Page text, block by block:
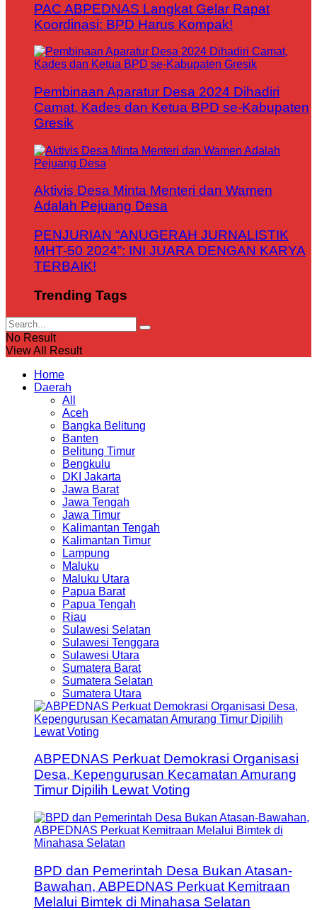
PAC ABPEDNAS Langkat Gelar Rapat
Koordinasi: BPD Harus Kompak!
Pembinaan Aparatur Desa 2024 Dihadiri
Camat, Kades dan Ketua BPD se-Kabupaten
Gresik
Aktivis Desa Minta Menteri dan Wamen
Adalah Pejuang Desa
PENJURIAN “ANUGERAH JURNALISTIK
MHT-50 2024”: INI JUARA DENGAN KARYA
TERBAIK!
Trending Tags
No Result
View All Result
Home
Daerah
All
Aceh
Bangka Belitung
Banten
Belitung Timur
Bengkulu
DKI Jakarta
Jawa Barat
Jawa Tengah
Jawa Timur
Kalimantan Tengah
Kalimantan Timur
Lampung
Maluku
Maluku Utara
Papua Barat
Papua Tengah
Riau
Sulawesi Selatan
Sulawesi Tenggara
Sulawesi Utara
Sumatera Barat
Sumatera Selatan
Sumatera Utara
ABPEDNAS Perkuat Demokrasi Organisasi
Desa, Kepengurusan Kecamatan Amurang
Timur Dipilih Lewat Voting
BPD dan Pemerintah Desa Bukan Atasan-
Bawahan, ABPEDNAS Perkuat Kemitraan
Melalui Bimtek di Minahasa Selatan